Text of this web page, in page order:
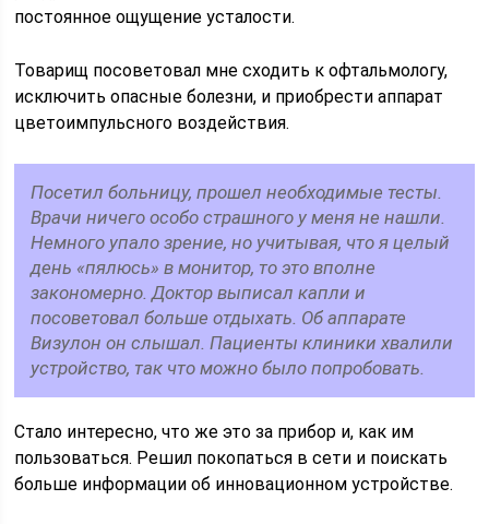
постоянное ощущение усталости.
Товарищ посоветовал мне сходить к офтальмологу,
исключить опасные болезни, и приобрести аппарат
цветоимпульсного воздействия.
Посетил больницу, прошел необходимые тесты.
Врачи ничего особо страшного у меня не нашли.
Немного упало зрение, но учитывая, что я целый
день «пялюсь» в монитор, то это вполне
закономерно. Доктор выписал капли и
посоветовал больше отдыхать. Об аппарате
Визулон он слышал. Пациенты клиники хвалили
устройство, так что можно было попробовать.
Стало интересно, что же это за прибор и, как им
пользоваться. Решил покопаться в сети и поискать
больше информации об инновационном устройстве.